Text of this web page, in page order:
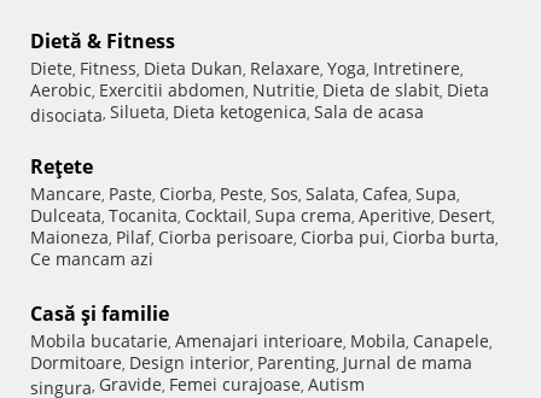
Dietă & Fitness
Diete, Fitness, Dieta Dukan, Relaxare, Yoga, Intretinere,
Aerobic, Exercitii abdomen, Nutritie, Dieta de slabit, Dieta
disociata, Silueta, Dieta ketogenica, Sala de acasa
Reţete
Mancare, Paste, Ciorba, Peste, Sos, Salata, Cafea, Supa,
Dulceata, Tocanita, Cocktail, Supa crema, Aperitive, Desert,
Maioneza, Pilaf, Ciorba perisoare, Ciorba pui, Ciorba burta,
Ce mancam azi
Casă şi familie
Mobila bucatarie, Amenajari interioare, Mobila, Canapele,
Dormitoare, Design interior, Parenting, Jurnal de mama
singura, Gravide, Femei curajoase, Autism